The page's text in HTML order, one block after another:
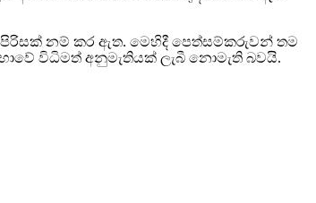
නම් කර ඇත. මෙහිදී පෙත්සම්කරුවන් තම
විධිමත් අනුමැතියක් ලැබී නොමැති බවයි.